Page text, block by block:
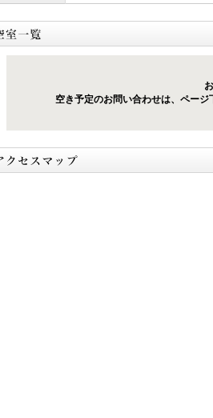
空き予定のお問い合わせは、ページ